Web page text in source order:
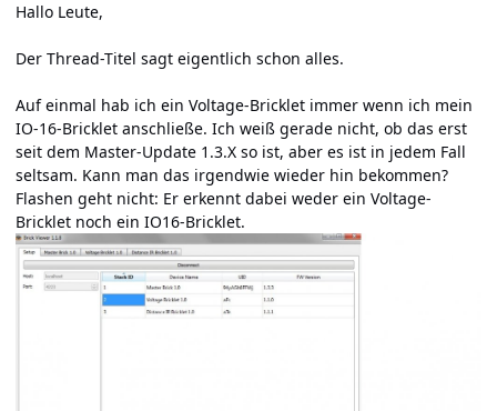
Hallo Leute,
Der Thread-Titel sagt eigentlich schon alles.
Auf einmal hab ich ein Voltage-Bricklet immer wenn ich mein
IO-16-Bricklet anschließe. Ich weiß gerade nicht, ob das erst
seit dem Master-Update 1.3.X so ist, aber es ist in jedem Fall
seltsam. Kann man das irgendwie wieder hin bekommen?
Flashen geht nicht: Er erkennt dabei weder ein Voltage-
Bricklet noch ein IO16-Bricklet.